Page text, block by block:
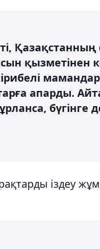
қызметінен
апарды.
бүгінге
іздеу